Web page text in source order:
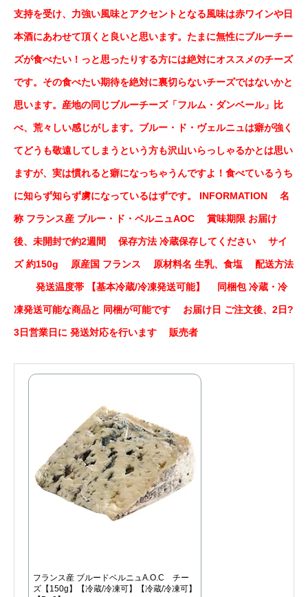
支持を受け、力強い風味とアクセントとなる風味は赤ワインや日
本酒にあわせて頂くと良いと思います。たまに無性にブルーチー
ズが食べたい！っと思ったりする方には絶対にオススメのチーズ
です。その食べたい期待を絶対に裏切らないチーズではないかと
思います。産地の同じブルーチーズ「フルム・ダンベール」比
べ、荒々しい感じがします。ブルー・ド・ヴェルニュは癖が強く
てどうも敬遠してしまうという方も沢山いらっしゃるかとは思い
ますが、実は慣れると癖になっちゃうんですよ！食べているうち
に知らず知らず虜になっているはずです。 INFORMATION 名
称 フランス産 ブルー・ド・ベルニュAOC 賞味期限 お届け
後、未開封で約2週間 保存方法 冷蔵保存してください サイ
ズ 約150g 原産国 フランス 原材料名 生乳、食塩 配送方法
発送温度帯 【基本冷蔵/冷凍発送可能】 同梱包 冷蔵・冷
凍発送可能な商品と 同梱が可能です お届け日 ご注文後、2日?
3日営業日に 発送対応を行います 販売者
フランス産 ブルードベルニュA.O.C チー
ズ【150g】【冷蔵/冷凍可】【冷蔵/冷凍可】